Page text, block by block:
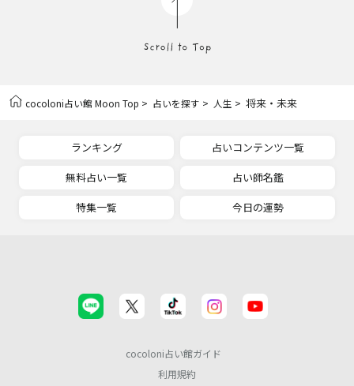
cocoloni占い館 Moon Top > 占いを探す > 人生 > 将来・未来
ランキング
占いコンテンツ一覧
無料占い一覧
占い師名鑑
特集一覧
今日の運勢
cocoloni占い館ガイド
利用規約